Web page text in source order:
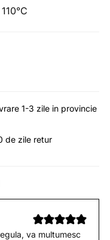
1-3 zile in provincie
de zile retur
va multumesc